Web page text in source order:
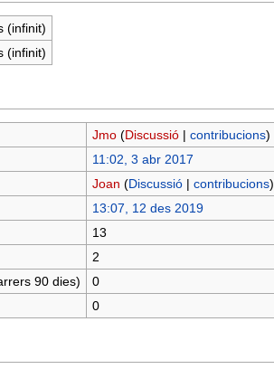
(infinit)
(infinit)
Jmo (Discussió| contribucions)
11:02, 3 abr 2017
Joan (Discussió| contribucions)
13:07, 12 des 2019
13
2
90 dies)
0
0